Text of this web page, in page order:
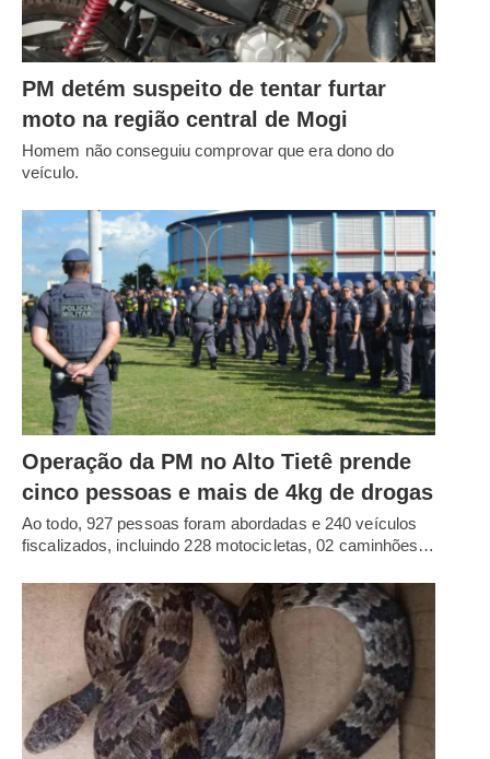
PM detém suspeito de tentar furtar
moto na região central de Mogi
Homem não conseguiu comprovar que era dono do
veículo.
Operação da PM no Alto Tietê prende
cinco pessoas e mais de 4kg de drogas
Ao todo, 927 pessoas foram abordadas e 240 veículos
fiscalizados, incluindo 228 motocicletas, 02 caminhões…